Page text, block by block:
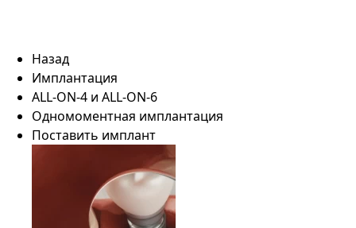
Назад
Имплантация
ALL-ON-4 и ALL-ON-6
Одномоментная имплантация
Поставить имплант